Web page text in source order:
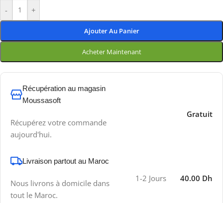
- +
Ajouter Au Panier
Acheter Maintenant
Récupération au magasin
Moussasoft
Récupérez votre commande
aujourd'hui.
Gratuit
Livraison partout au Maroc
Nous livrons à domicile dans
tout le Maroc.
1-2 Jours 40.00 Dh